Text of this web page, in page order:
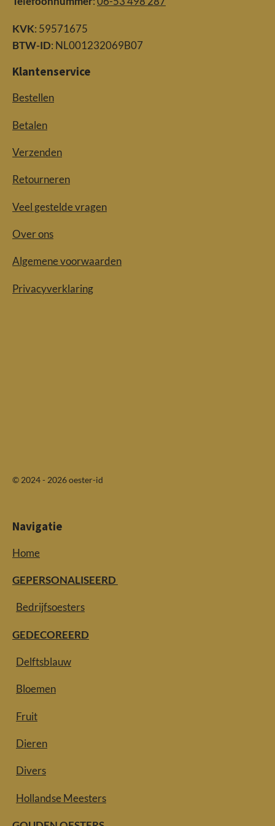
KVK: 59571675
BTW-ID: NL001232069B07
Klantenservice
Bestellen
Betalen
Verzenden
Retourneren
Veel gestelde vragen
Over ons
Algemene voorwaarden
Privacyverklaring
© 2024 - 2026 oester-id
Navigatie
Home
GEPERSONALISEERD
Bedrijfsoesters
GEDECOREERD
Delftsblauw
Bloemen
Fruit
Dieren
Divers
Hollandse Meesters